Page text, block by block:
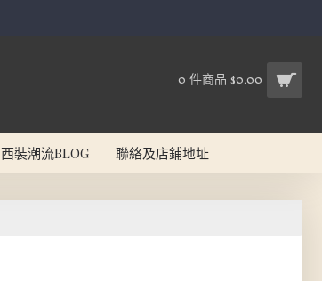
0 件商品 $0.00
西裝潮流BLOG 聯絡及店鋪地址